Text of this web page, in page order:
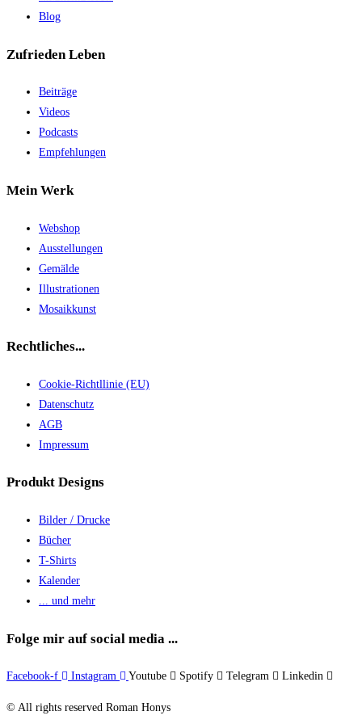
Blog
Zufrieden Leben
Beiträge
Videos
Podcasts
Empfehlungen
Mein Werk
Webshop
Ausstellungen
Gemälde
Illustrationen
Mosaikkunst
Rechtliches...
Cookie-Richtllinie (EU)
Datenschutz
AGB
Impressum
Produkt Designs
Bilder / Drucke
Bücher
T-Shirts
Kalender
... und mehr
Folge mir auf social media ...
Facebook-f Instagram Youtube Spotify Telegram Linkedin
© All rights reserved Roman Honys